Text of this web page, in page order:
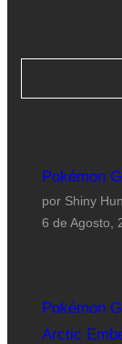
Pokémon
por Shiny
6 de Agosto,
Pokémon
Arctic